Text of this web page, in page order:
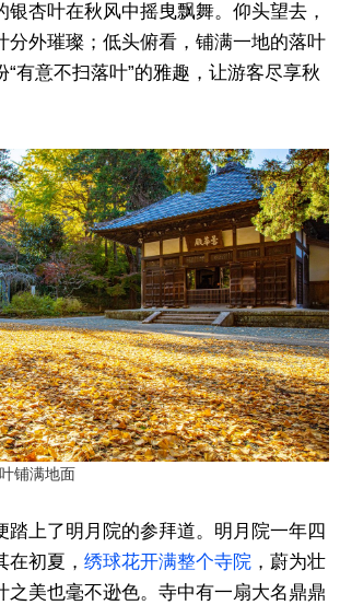
银杏叶在秋风中摇曳飘舞。仰头望去，
分外璀璨；低头俯看，铺满一地的落叶
“有意不扫落叶”的雅趣，让游客尽享秋
铺满地面
踏上了明月院的参拜道。明月院一年四
初夏， 绣球花开满整个寺院，蔚为壮
之美也毫不逊色。寺中有一扇大名鼎鼎